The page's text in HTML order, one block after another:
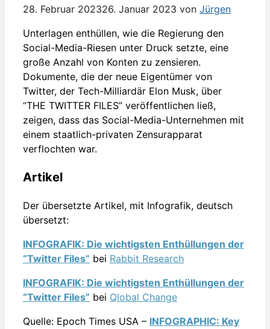
28. Februar 202326. Januar 2023 von Jürgen
Unterlagen enthüllen, wie die Regierung den
Social-Media-Riesen unter Druck setzte, eine
große Anzahl von Konten zu zensieren.
Dokumente, die der neue Eigentümer von
Twitter, der Tech-Milliardär Elon Musk, über
“THE TWITTER FILES” veröffentlichen ließ,
zeigen, dass das Social-Media-Unternehmen mit
einem staatlich-privaten Zensurapparat
verflochten war.
Artikel
Der übersetzte Artikel, mit Infografik, deutsch
übersetzt:
INFOGRAFIK: Die wichtigsten Enthüllungen der
“Twitter Files” bei Rabbit Research
INFOGRAFIK: Die wichtigsten Enthüllungen der
“Twitter Files” bei Qlobal Change
Quelle: Epoch Times USA – INFOGRAPHIC: Key